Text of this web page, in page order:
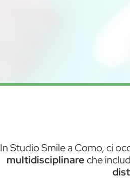
InStudio Smile a Como, ci
multidisciplinareche